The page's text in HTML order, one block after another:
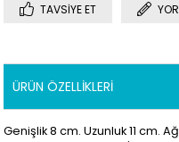
TAVSIYE ET
ÜRÜN ÖZELLIKLERI
Genişlik 8 cm. Uzunluk 11cm.